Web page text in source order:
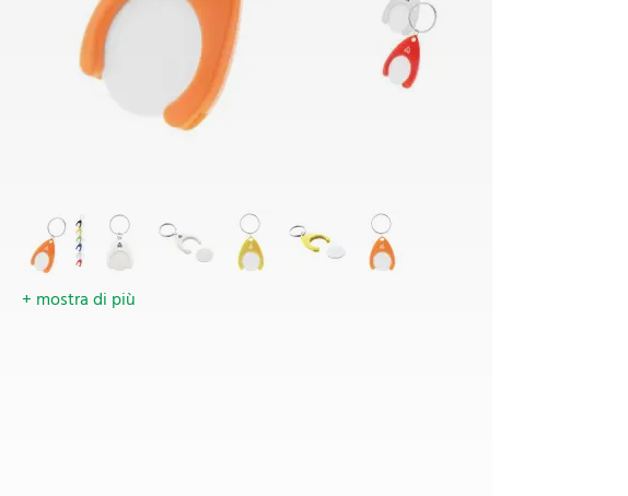
+ mostra di più